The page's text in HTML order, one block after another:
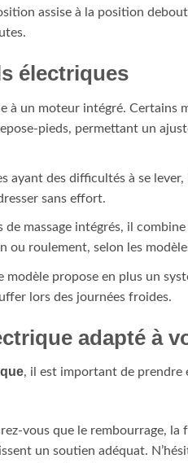
assise à la position
électriques
à un moteur intégré. Certains
pieds, permettant un
ayant des difficultés à se lever,
sans effort.
de massage intégrés, il
ou roulement, selon les
modèle propose en plus un
lors des journées froides.
adapté à
, il est important de prendre
vous que le rembourrage, la
un soutien adéquat.